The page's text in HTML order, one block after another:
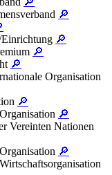
🔎
🔎
🔎
🔎
Organisation
🔎
🔎
Vereinten Nationen
🔎